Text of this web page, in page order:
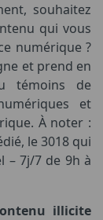
souhaitez
qui vous
numérique ?
et prend en
témoins de
et
À noter :
le 3018 qui
– 7j/7 de 9h à
illicite